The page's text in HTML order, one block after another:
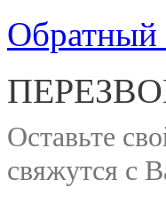
Обратный
Оставьте
свяжутся с